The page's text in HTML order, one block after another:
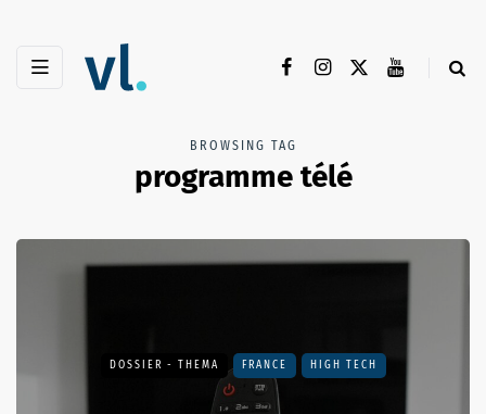
BROWSING TAG
programme télé
DOSSIER - THEMA FRANCE HIGH TECH